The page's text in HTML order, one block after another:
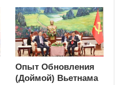
Опыт Обновления
(Доймой) Вьетнама